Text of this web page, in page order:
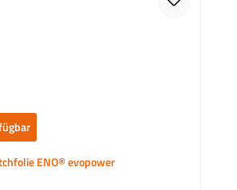
ENO® evopower